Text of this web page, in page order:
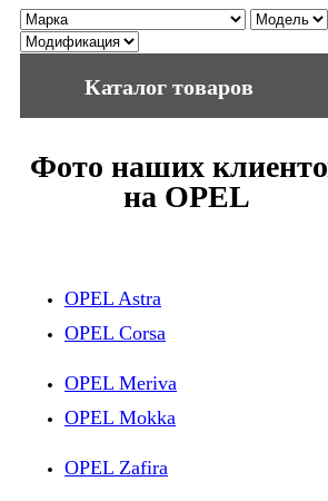
Каталог товаров
Автомобильные боксы
Велокрепления
Грузовые корзины
Перевозка грузов на фаркопе
Крепления для лыж и сноубордов
Сумки и органайзеры
Цепи противоскольжения
Фото наших
на OPEL
OPEL Astra
OPEL Corsa
OPEL Meriva
OPEL Mokka
OPEL Zafira